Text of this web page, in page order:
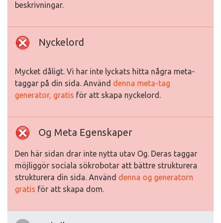
beskrivningar.
Nyckelord
Mycket dåligt. Vi har inte lyckats hitta några meta-
taggar på din sida. Använd denna meta-tag
generator, gratis för att skapa nyckelord.
Og Meta Egenskaper
Den här sidan drar inte nytta utav Og. Deras taggar
möjliggör sociala sökrobotar att bättre strukturera
strukturera din sida. Använd denna og generatorn
gratis för att skapa dom.